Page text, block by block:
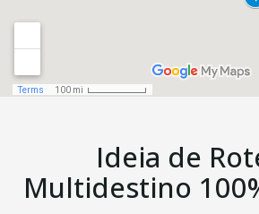
Ideia de
Multidestino